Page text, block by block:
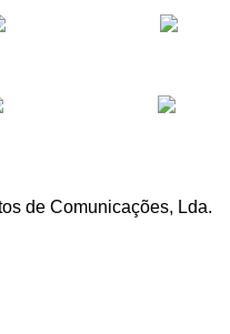
de Comunicações, Lda.